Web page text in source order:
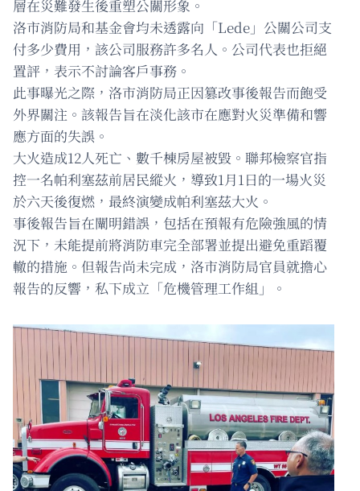
層在災難發生後重塑公關形象。
洛市消防局和基金會均未透露向「Lede」公關公司支
付多少費用，該公司服務許多名人。公司代表也拒絕
置評，表示不討論客戶事務。
此事曝光之際，洛市消防局正因篡改事後報告而飽受
外界關注。該報告旨在淡化該市在應對火災準備和響
應方面的失誤。
大火造成12人死亡、數千棟房屋被毀。聯邦檢察官指
控一名帕利塞茲前居民縱火，導致1月1日的一場火災
於六天後復燃，最終演變成帕利塞茲大火。
事後報告旨在闡明錯誤，包括在預報有危險強風的情
況下，未能提前將消防車完全部署並提出避免重蹈覆
轍的措施。但報告尚未完成，洛市消防局官員就擔心
報告的反響，私下成立「危機管理工作組」。